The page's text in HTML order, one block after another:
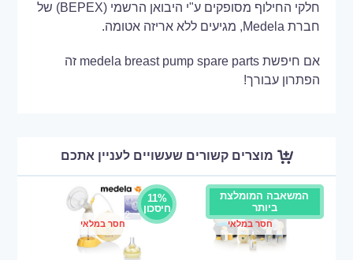
חלקי החילוף מסופקים ע"י היבואן הרשמי (BEPEX) של
חברת Medela, מגיעים ללא אריזה אטומה.
אם חיפשת medela breast pump spare parts זה
הפתרון עבורך!
מוצרים קשורים שעשויים לעניין אתכם
המשאבה המומלצת
ביותר
חסר במלאי
11%
חיסכון
חסר במלאי